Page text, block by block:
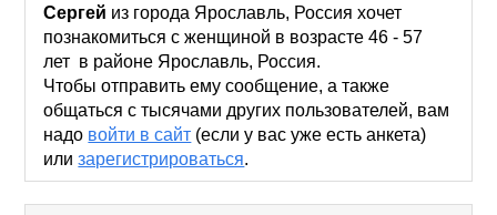
collapse
contents
Сергей из города Ярославль, Россия хочет
познакомиться с женщиной в возрасте 46 - 57
лет в районе Ярославль, Россия.
Чтобы отправить ему сообщение, а также
общаться с тысячами других пользователей, вам
надо войти в сайт (если у вас уже есть анкета)
илизарегистрироваться.